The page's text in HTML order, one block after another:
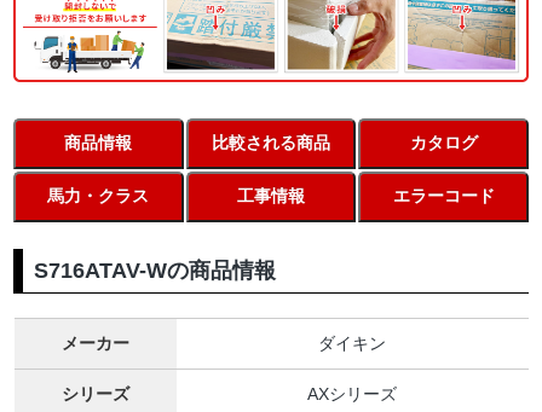
商品情報 比較される商品 カタログ
馬力・クラス 工事情報 エラーコード
S716ATAV-Wの商品情報
メーカー ダイキン
シリーズ AXシリーズ